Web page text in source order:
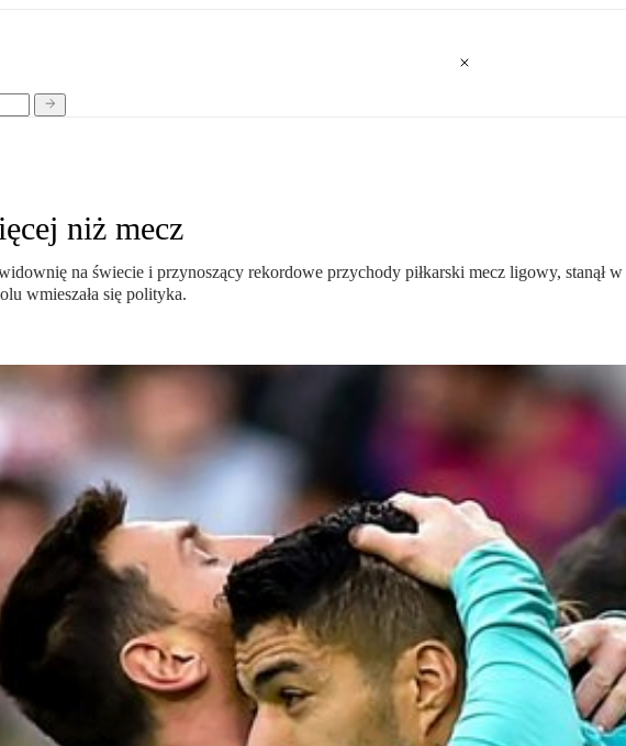
niż mecz
na świecie i przynoszący rekordowe przychody piłkarski mecz ligowy, stanął
wmieszała się polityka.